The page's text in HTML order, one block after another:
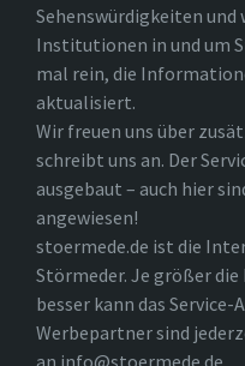
Sehenswürdigkeiten
Institutionen in und um
mal rein, die
aktualisiert.
Wir freuen uns über
schreibt uns an. Der
ausgebaut – auch hier
angewiesen!
stoermede.de ist die
Störmeder. Je größer
besser kann das
Werbepartner sind
an info@stoermede.de